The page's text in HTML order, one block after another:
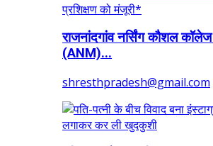
राजनांदगांव नर्सिंग कौशल
(ANM)...
shresthpradesh@gmail.com